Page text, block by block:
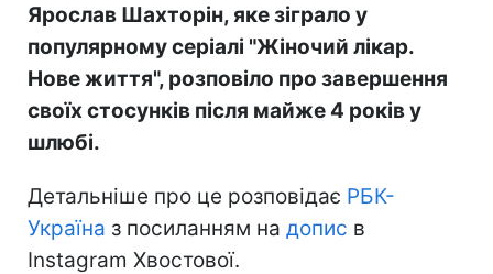
Ярослав Шахторін, яке зіграло у
популярному серіалі "Жіночий лікар.
Нове життя", розповіло про завершення
своїх стосунків після майже 4 років у
шлюбі.
Детальніше про це розповідає РБК-
Україна з посиланням на допис в
Instagram Хвостової.